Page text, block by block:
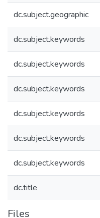
dc.subject.geographic
dc.subject.keywords
dc.subject.keywords
dc.subject.keywords
dc.subject.keywords
dc.subject.keywords
dc.subject.keywords
dc.title
Files